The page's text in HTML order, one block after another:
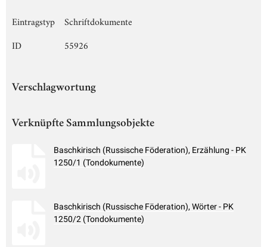
Eintragstyp
Schriftdokumente
ID
55926
Verschlagwortung
Verknüpfte Sammlungsobjekte
Baschkirisch (Russische Föderation), Erzählung - PK
1250/1 (Tondokumente)
Baschkirisch (Russische Föderation), Wörter - PK
1250/2 (Tondokumente)